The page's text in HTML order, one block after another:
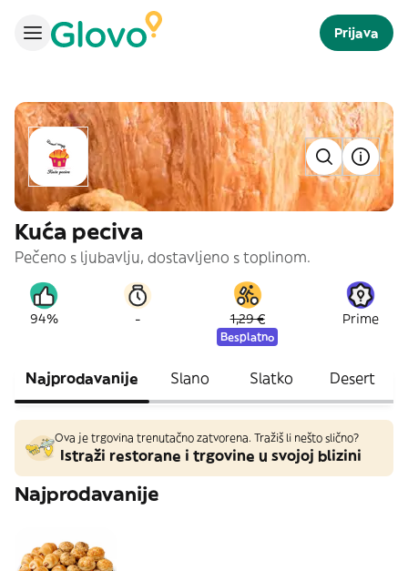
Prijava
Kuća peciva
Pečeno s ljubavlju, dostavljeno s toplinom.
94% - 1,29 €
Besplatno
Prime
Najprodavanije Slano Slatko Desert
Ova je trgovina trenutačno zatvorena. Tražiš li nešto slično?
Istraži restorane i trgovine u svojoj blizini
Najprodavanije